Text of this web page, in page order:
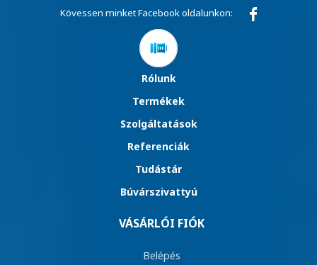
Kövessen minket Facebook oldalunkon:
Rólunk
Termékek
Szolgáltatások
Referenciák
Tudástár
Búvárszivattyú
VÁSÁRLÓI FIÓK
Belépés